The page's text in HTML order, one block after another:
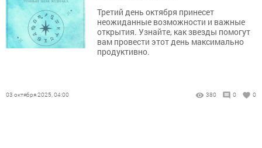
Третий день октября принесет
неожиданные возможности и важные
открытия. Узнайте, как звезды помогут
вам провести этот день максимально
продуктивно.
03 октября 2025, 04:00 380 0 0